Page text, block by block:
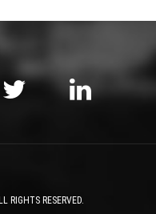
RIGHTS RESERVED.